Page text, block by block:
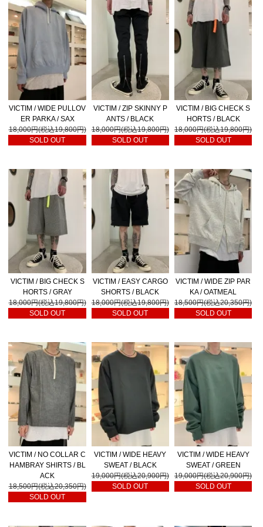
VICTIM / WIDE PULLOV
ER PARKA / SAX
18,000円(税込19,800円)
SOLD OUT
VICTIM / ZIP SKINNY P
ANTS / BLACK
18,000円(税込19,800円)
SOLD OUT
VICTIM / BIG CHECK S
HORTS / BLACK
18,000円(税込19,800円)
SOLD OUT
VICTIM / BIG CHECK S
HORTS / GRAY
18,000円(税込19,800円)
SOLD OUT
VICTIM / EASY CARGO
SHORTS / BLACK
18,000円(税込19,800円)
SOLD OUT
VICTIM / WIDE ZIP PAR
KA / OATMEAL
18,500円(税込20,350円)
SOLD OUT
VICTIM / NO COLLAR C
HAMBRAY SHIRTS / BL
ACK
18,500円(税込20,350円)
SOLD OUT
VICTIM / WIDE HEAVY
SWEAT / BLACK
19,000円(税込20,900円)
SOLD OUT
VICTIM / WIDE HEAVY
SWEAT / GREEN
19,000円(税込20,900円)
SOLD OUT